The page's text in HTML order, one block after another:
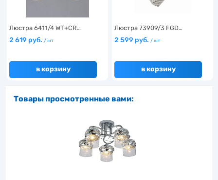
Люстра 6411/4 WT+CR…
2 619 руб. / шт
в корзину
Люстра 73909/3 FGD…
2 599 руб. / шт
в корзину
Товары просмотренные вами: